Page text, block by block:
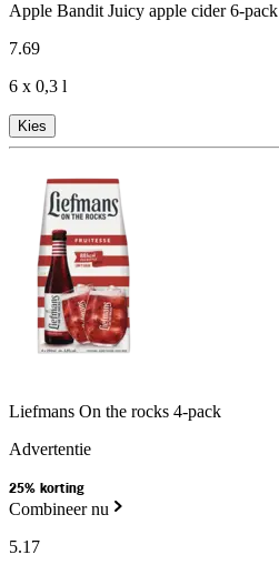
Apple Bandit Juicy apple cider 6-pack
7.69
6 x 0,3 l
Kies
Liefmans On the rocks 4-pack
Advertentie
25% korting
Combineer nu
5.17